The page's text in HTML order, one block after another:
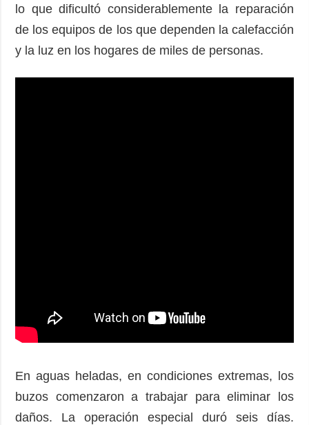
lo que dificultó considerablemente la reparación
de los equipos de los que dependen la calefacción
y la luz en los hogares de miles de personas.
En aguas heladas, en condiciones extremas, los
buzos comenzaron a trabajar para eliminar los
daños. La operación especial duró seis días.